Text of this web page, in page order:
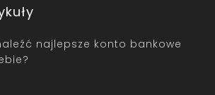
najlepsze konto bankowe